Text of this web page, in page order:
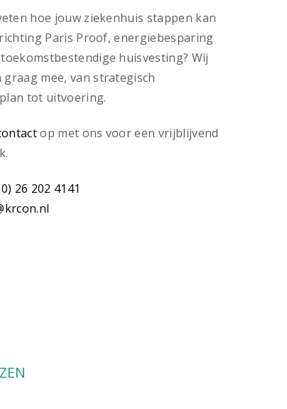
hoe jouw ziekenhuis stappen kan
Paris Proof, energiebesparing
huisvesting? Wij
graag mee, van strategisch
tot uitvoering.
op met ons voor een vrijblijvend
26 202 4141